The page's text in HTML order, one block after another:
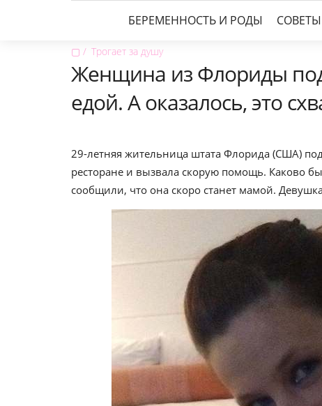
БЕРЕМЕННОСТЬ И РОДЫ
▢ Трогает за душу
Женщина из Флориды
едой. А оказалось, это
29-летняя жительница штата Флорида (США)
ресторане и вызвала скорую помощь. Каково
сообщили, что она скоро станет мамой.